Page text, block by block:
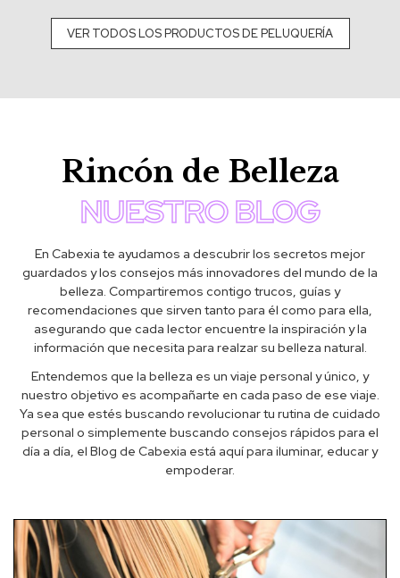
VER TODOS LOS PRODUCTOS DE PELUQUERÍA
Rincón de Belleza
NUESTRO BLOG
En Cabexia te ayudamos a descubrir los secretos mejor
guardados y los consejos más innovadores del mundo de la
belleza. Compartiremos contigo trucos, guías y
recomendaciones que sirven tanto para él como para ella,
asegurando que cada lector encuentre la inspiración y la
información que necesita para realzar su belleza natural.
Entendemos que la belleza es un viaje personal y único, y
nuestro objetivo es acompañarte en cada paso de ese viaje.
Ya sea que estés buscando revolucionar tu rutina de cuidado
personal o simplemente buscando consejos rápidos para el
día a día, el Blog de Cabexia está aquí para iluminar, educar y
empoderar.